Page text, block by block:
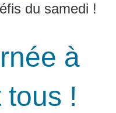
du samedi !
à
!